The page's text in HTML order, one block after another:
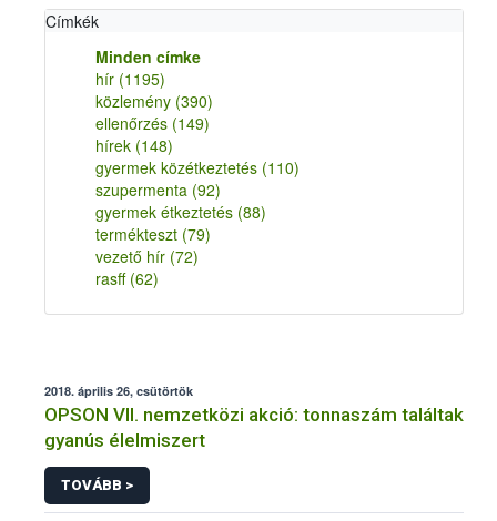
Címkék
Minden címke
hír (1195)
közlemény (390)
ellenőrzés (149)
hírek (148)
gyermek közétkeztetés (110)
szupermenta (92)
gyermek étkeztetés (88)
termékteszt (79)
vezető hír (72)
rasff (62)
2018. április 26, csütörtök
OPSON VII. nemzetközi akció: tonnaszám találtak
gyanús élelmiszert
TOVÁBB >